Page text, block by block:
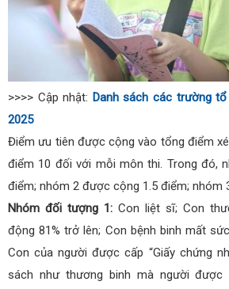
>>>> Cập nhật: Danh sách các trường
2025
Điểm ưu tiên được cộng vào tổng điểm
điểm 10 đối với mỗi môn thi. Trong đó,
điểm; nhóm 2 được cộng 1.5 điểm; nhóm
Nhóm đối tượng 1: Con liệt sĩ; Con
động 81% trở lên; Con bệnh binh mất
Con của người được cấp “Giấy chứng
sách như thương binh mà người được